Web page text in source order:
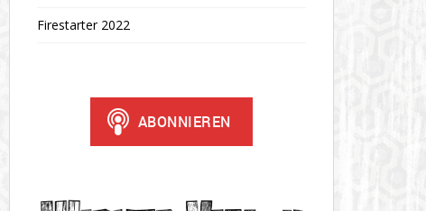
Firestarter 2022